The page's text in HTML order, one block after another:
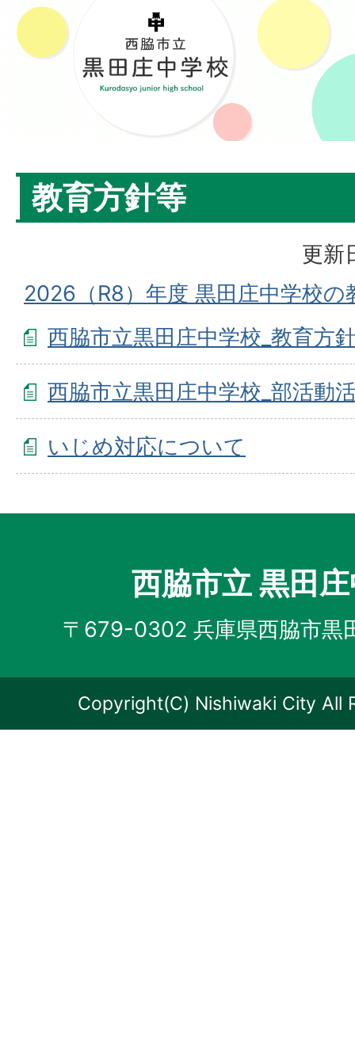
教育方針等
更新
2026（R8）年度 黒田庄中学校の
西脇市立黒田庄中学校_教育方
西脇市立黒田庄中学校_部活動
いじめ対応について
西脇市立 黒田
〒679-0302 兵庫県西脇市黒
Copyright(C) Nishiwaki City All